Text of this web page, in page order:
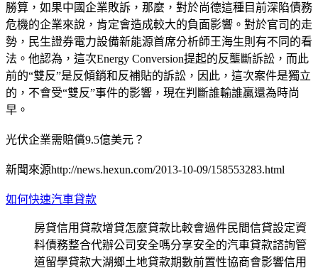
勝算，如果中國企業敗訴，那麼，對於尚德這種目前深陷債務
危機的企業來說，肯定會造成較大的負面影響。對於官司的走
勢，民生證券電力設備新能源首席分析師王海生則有不同的看
法。他認為，這次Energy Conversion提起的反壟斷訴訟，而此
前的“雙反”是反傾銷和反補貼的訴訟，因此，這次案件是獨立
的，不會受“雙反”事件的影響，現在判斷誰輸誰贏還為時尚
早。
光伏企業需賠償9.5億美元？
新聞來源http://news.hexun.com/2013-10-09/158553283.html
如何快速汽車貸款
房貸信用貸款增貸怎麼貸款比較會過件民間信貸設定資
料債務整合代辦公司安全嗎分享安全的汽車貸款諮詢管
道留學貸款大湖鄉土地貸款期數前置性協商會影響信用